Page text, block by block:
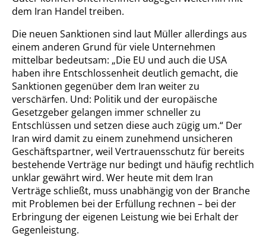
dem Iran Handel treiben.
Die neuen Sanktionen sind laut Müller allerdings aus
einem anderen Grund für viele Unternehmen
mittelbar bedeutsam: „Die EU und auch die USA
haben ihre Entschlossenheit deutlich gemacht, die
Sanktionen gegenüber dem Iran weiter zu
verschärfen. Und: Politik und der europäische
Gesetzgeber gelangen immer schneller zu
Entschlüssen und setzen diese auch zügig um.“ Der
Iran wird damit zu einem zunehmend unsicheren
Geschäftspartner, weil Vertrauensschutz für bereits
bestehende Verträge nur bedingt und häufig rechtlich
unklar gewährt wird. Wer heute mit dem Iran
Verträge schließt, muss unabhängig von der Branche
mit Problemen bei der Erfüllung rechnen – bei der
Erbringung der eigenen Leistung wie bei Erhalt der
Gegenleistung.